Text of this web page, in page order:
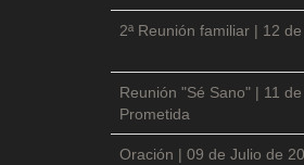
2ª Reunión familiar | 12
Reunión "Sé Sano" | 11
Prometida
Oración | 09 de Julio de